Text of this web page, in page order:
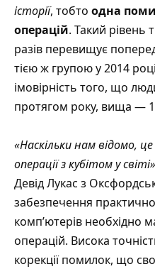
історії, тобто одна
операцій. Такий рівень
разів перевищує
тією ж групою у 2014
імовірність того, що
протягом року, вища —
«Наскільки нам відомо,
операції з кубітом у світі»
Девід Лукас з
забезпечення
комп’ютерів необхідно
операцій. Висока
корекції помилок, що